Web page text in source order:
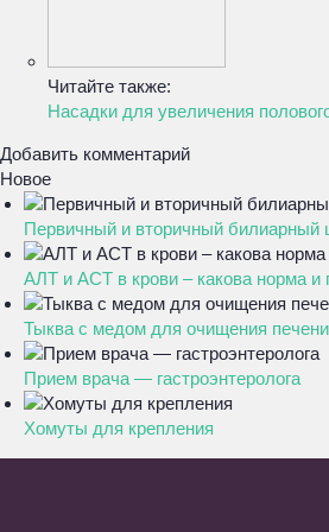
Читайте также:
Насадки для увеличения
Добавить комментарий
Новое
Первичный и вторичный билиарный
АЛТ и АСТ в крови – какова норма
Тыква с медом для очищения
Прием врача — гастроэнтеролога
Хомуты для крепления